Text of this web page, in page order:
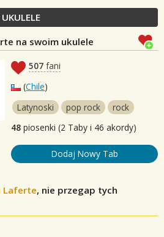
na swoim ukulele
507 fani
(Chile)
Latynoski
pop rock
rock
48 piosenki (2 Taby i 46 akordy)
Dodaj Nowy Tab
Laferte, nie przegap tych